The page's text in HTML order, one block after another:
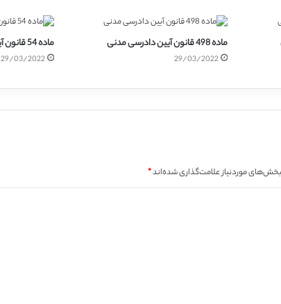
ماده 498 قانون آیین دادرسی مدنی
29/03/2022
ماده 54 قانون آیین دادرسی مدنی
29/03/2022
بخش‌های موردنیاز علامت‌گذاری شده‌اند*